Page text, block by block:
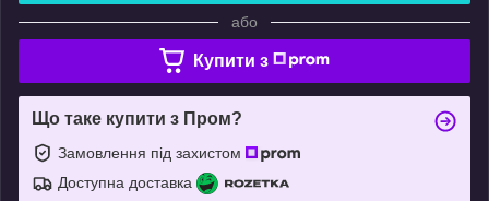
або
Купити з
Що таке купити з Пром?
Замовлення під захистом
Доступна доставка